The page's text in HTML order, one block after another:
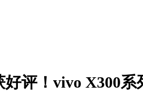
好评！vivo X300